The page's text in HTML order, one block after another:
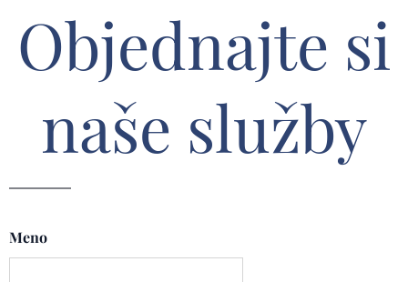
Objednajte si
naše služby
Meno